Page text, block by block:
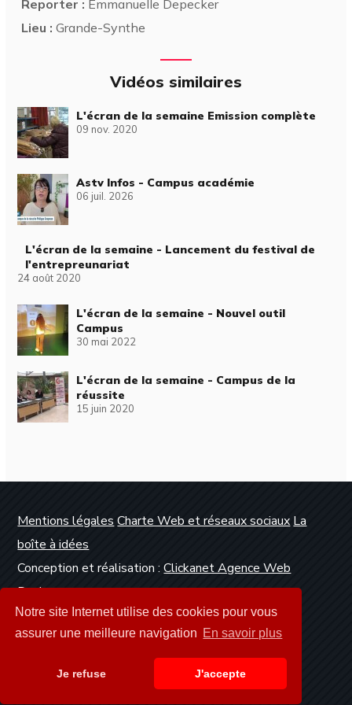
Notre site Internet utilise des cookies pour vous
assurer une meilleure navigation En savoir plus
Je refuse J'accepte
Reporter : Emmanuelle Depecker
Lieu : Grande-Synthe
Vidéos similaires
L'écran de la semaine Emission complète
09 nov. 2020
Astv Infos - Campus académie
06 juil. 2026
L'écran de la semaine - Lancement du festival de
l'entrepreunariat
24 août 2020
L'écran de la semaine - Nouvel outil
Campus
30 mai 2022
L'écran de la semaine - Campus de la
réussite
15 juin 2020
Mentions légales Charte Web et réseaux sociaux La
boîte à idées
Conception et réalisation :Clickanet Agence Web
Dunkerque